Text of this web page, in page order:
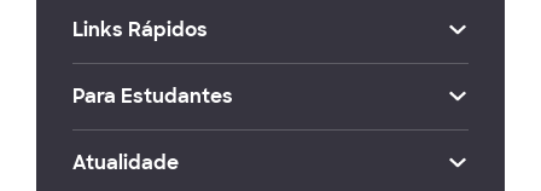
Links Rápidos
Para Estudantes
Atualidade